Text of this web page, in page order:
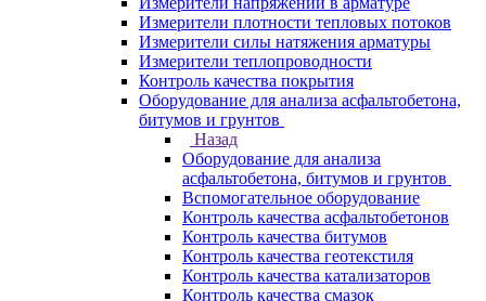
Измерители плотности тепловых потоков
Измерители силы натяжения арматуры
Измерители теплопроводности
Контроль качества покрытия
Оборудование для анализа асфальтобетона,
битумов и грунтов
Назад
Оборудование для анализа
асфальтобетона, битумов и грунтов
Вспомогательное оборудование
Контроль качества асфальтобетонов
Контроль качества битумов
Контроль качества геотекстиля
Контроль качества катализаторов
Контроль качества смазок